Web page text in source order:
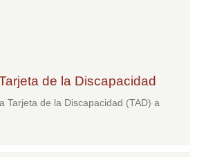
de la Discapacidad
Tarjeta de la Discapacidad (TAD) a